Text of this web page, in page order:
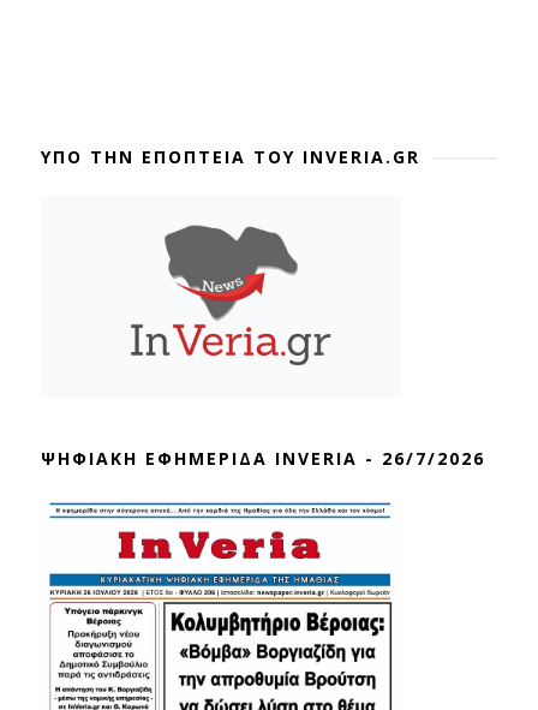
ΥΠΟ ΤΗΝ ΕΠΟΠΤΕΙΑ ΤΟΥ INVERIA.GR
ΨΗΦΙΑΚΗ ΕΦΗΜΕΡΙΔΑ INVERIA - 26/7/2026